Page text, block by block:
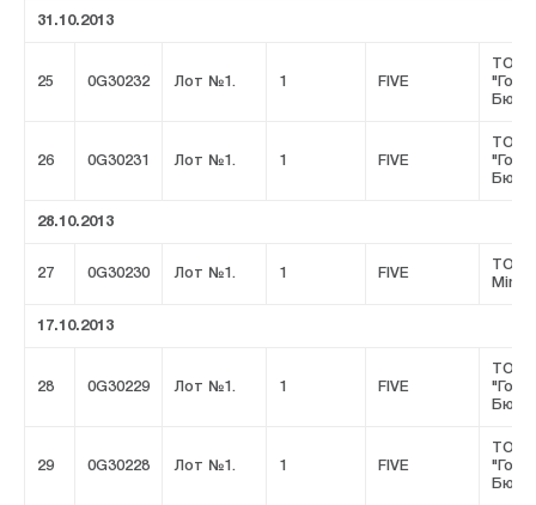
31.10.2013
25 0G30232 Лот №1. 1 FIVE
ТОО
26 0G30231 Лот №1. 1 FIVE
ТОО
28.10.2013
27 0G30230 Лот №1. 1 FIVE
ТОО
17.10.2013
28 0G30229 Лот №1. 1 FIVE
ТОО
29 0G30228 Лот №1. 1 FIVE
ТОО